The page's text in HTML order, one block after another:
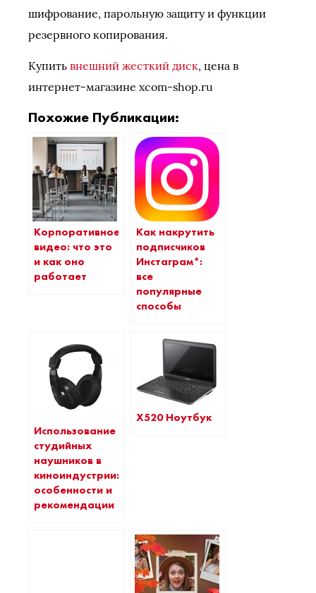
шифрование, парольную защиту и функции
резервного копирования.
Купить внешний жесткий диск, цена в
интернет-магазине xcom-shop.ru
Похожие Публикации:
Корпоративное
видео: что это
и как оно
работает
Как накрутить
подписчиков
Инстаграм*:
все
популярные
способы
Использование
студийных
наушников в
киноиндустрии:
особенности и
рекомендации
X520 Ноутбук